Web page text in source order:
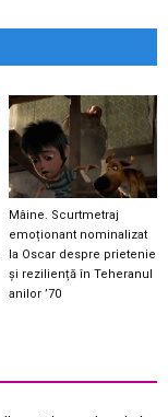
Mâine. Scurtmetraj
emoționant nominalizat
la Oscar despre prietenie
și reziliență în Teheranul
anilor ’70